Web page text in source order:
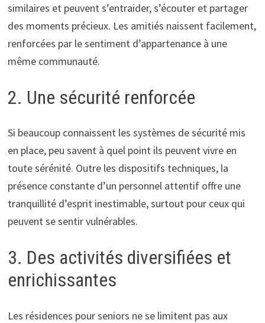
similaires et peuvent s’entraider, s’écouter et partager
des moments précieux. Les amitiés naissent facilement,
renforcées par le sentiment d’appartenance à une
même communauté.
2. Une sécurité renforcée
Si beaucoup connaissent les systèmes de sécurité mis
en place, peu savent à quel point ils peuvent vivre en
toute sérénité. Outre les dispositifs techniques, la
présence constante d’un personnel attentif offre une
tranquillité d’esprit inestimable, surtout pour ceux qui
peuvent se sentir vulnérables.
3. Des activités diversifiées et
enrichissantes
Les résidences pour seniors ne se limitent pas aux